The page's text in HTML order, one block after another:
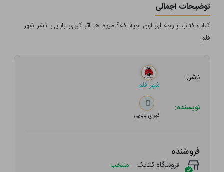
توضیحات اجمالی
کتاب کتاب پارچه ای-اون چیه که؟ میوه ها اثر کبری بابایی نشر شهر
قلم
ناشر:
شهر قلم
نویسنده:
کبری بابایی
فروشنده
فروشگاه کتابک منتخب